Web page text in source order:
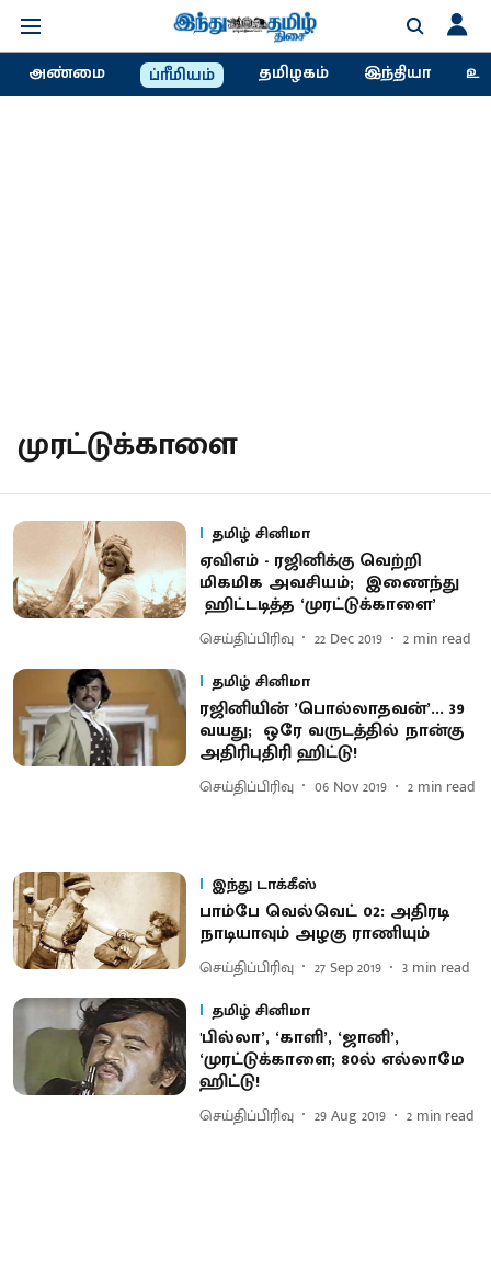
அண்மை ப்ரீமியம் தமிழகம் இந்தியா
முரட்டுக்காளை
தமிழ் சினிமா
ஏவிஎம் - ரஜினிக்கு வெற்றி
மிகமிக அவசியம்; இணைந்து
ஹிட்டடித்த ‘முரட்டுக்காளை’
செய்திப்பிரிவு 22 Dec 2019 2 min read
தமிழ் சினிமா
ரஜினியின் ’பொல்லாதவன்’... 39
வயது; ஒரே வருடத்தில் நான்கு
அதிரிபுதிரி ஹிட்டு!
செய்திப்பிரிவு 06 Nov 2019 2 min read
இந்து டாக்கீஸ்
பாம்பே வெல்வெட் 02: அதிரடி
நாடியாவும் அழகு ராணியும்
செய்திப்பிரிவு 27 Sep 2019 3 min read
தமிழ் சினிமா
'பில்லா’, ‘காளி’, ‘ஜானி’,
‘முரட்டுக்காளை; 80ல் எல்லாமே
ஹிட்டு!
செய்திப்பிரிவு 29 Aug 2019 2 min read